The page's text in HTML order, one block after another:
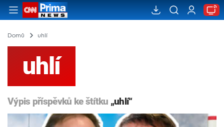
Domů uhlí
uhlí
Výpis příspěvků ke štítku „uhlí“